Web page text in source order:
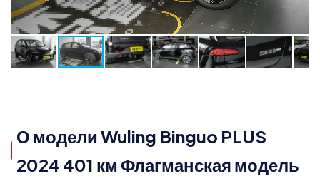
О модели Wuling Binguo PLUS
2024 401 км Флагманская модель